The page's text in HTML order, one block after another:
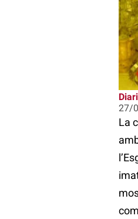
27/
La